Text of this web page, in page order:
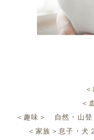
＜
＜趣味＞ 自然・山登
＜家族＞息子・犬